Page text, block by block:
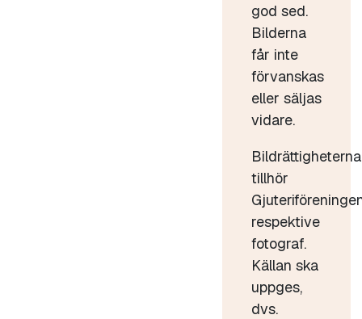
god sed.
Bilderna
får inte
förvanskas
eller säljas
vidare.
Bildrättigheterna
tillhör
respektive
fotograf.
Källan ska
uppges,
dvs.